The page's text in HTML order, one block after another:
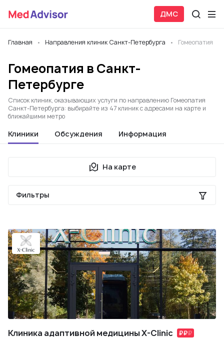
ДМС
Главная Направления клиник Санкт-Петербурга Гомеопатия
Гомеопатия в Санкт-
Петербурге
Список клиник, оказывающих услуги по направлению Гомеопатия
Санкт-Петербурга: выбирайте из 47 клиник с адресами на карте и
ближайшими метро
Клиники Обсуждения Информация
На карте
Фильтры
Клиника адаптивной медицины X-Clinic